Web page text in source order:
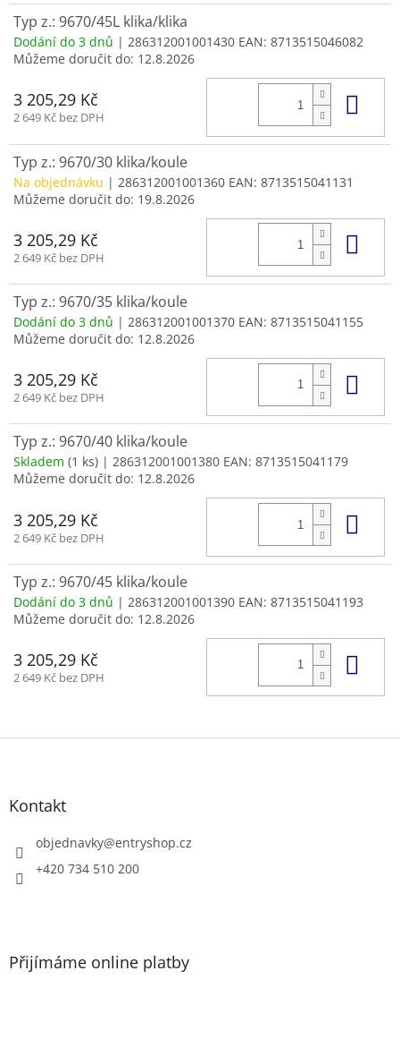
Typ z.: 9670/45L klika/klika
Dodání do 3 dnů | 286312001001430 EAN: 8713515046082
Můžeme doručit do: 12.8.2026
3 205,29 Kč
2 649 Kč bez DPH
Typ z.: 9670/30 klika/koule
Na objednávku | 286312001001360 EAN: 8713515041131
Můžeme doručit do: 19.8.2026
3 205,29 Kč
2 649 Kč bez DPH
Typ z.: 9670/35 klika/koule
Dodání do 3 dnů | 286312001001370 EAN: 8713515041155
Můžeme doručit do: 12.8.2026
3 205,29 Kč
2 649 Kč bez DPH
Typ z.: 9670/40 klika/koule
Skladem (1 ks) | 286312001001380 EAN: 8713515041179
Můžeme doručit do: 12.8.2026
3 205,29 Kč
2 649 Kč bez DPH
Typ z.: 9670/45 klika/koule
Dodání do 3 dnů | 286312001001390 EAN: 8713515041193
Můžeme doručit do: 12.8.2026
3 205,29 Kč
2 649 Kč bez DPH
Z
Kontakt
objednavky@entryshop.cz
+420 734 510 200
Přijímáme online platby